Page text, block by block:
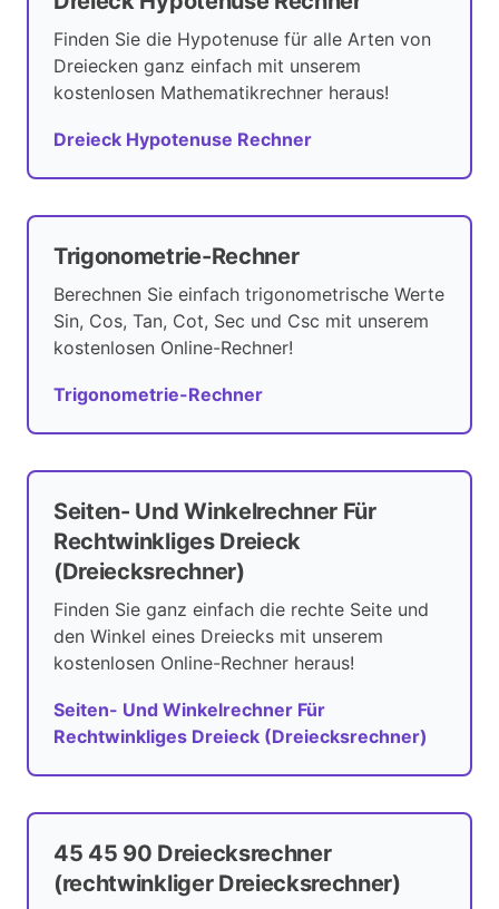
Finden Sie die Hypotenuse für alle Arten von
Dreiecken ganz einfach mit unserem
kostenlosen Mathematikrechner heraus!
Dreieck Hypotenuse Rechner
Trigonometrie-Rechner
Berechnen Sie einfach trigonometrische Werte
Sin, Cos, Tan, Cot, Sec und Csc mit unserem
kostenlosen Online-Rechner!
Trigonometrie-Rechner
Seiten- Und Winkelrechner Für
Rechtwinkliges Dreieck
(Dreiecksrechner)
Finden Sie ganz einfach die rechte Seite und
den Winkel eines Dreiecks mit unserem
kostenlosen Online-Rechner heraus!
Seiten- Und Winkelrechner Für
Rechtwinkliges Dreieck (Dreiecksrechner)
45 45 90 Dreiecksrechner
(rechtwinkliger Dreiecksrechner)